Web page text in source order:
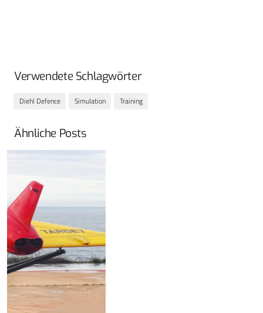
Verwendete Schlagwörter
Diehl Defence Simulation Training
Ähnliche Posts